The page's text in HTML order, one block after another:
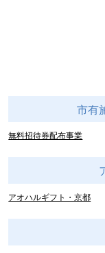
市有
無料招待券配布事業
アオハルギフト・京都